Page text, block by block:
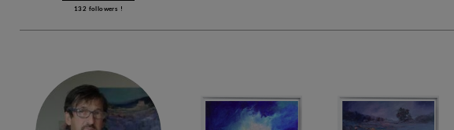
132 followers !